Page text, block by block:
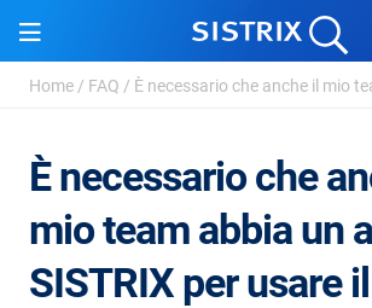
Home / FAQ / È necessario che anche il mio
È necessario che
mio team abbia un
SISTRIX per usare il